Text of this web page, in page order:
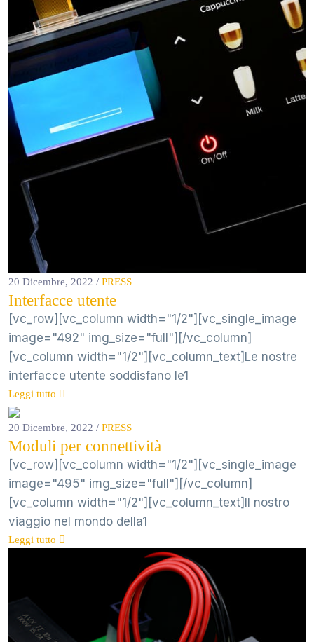
20 Dicembre, 2022 / PRESS
Interfacce utente
[vc_row][vc_column width="1/2"][vc_single_image
image="492" img_size="full"][/vc_column]
[vc_column width="1/2"][vc_column_text]Le nostre
interfacce utente soddisfano le1
Leggi tutto
20 Dicembre, 2022 / PRESS
Moduli per connettività
[vc_row][vc_column width="1/2"][vc_single_image
image="495" img_size="full"][/vc_column]
[vc_column width="1/2"][vc_column_text]Il nostro
viaggio nel mondo della1
Leggi tutto